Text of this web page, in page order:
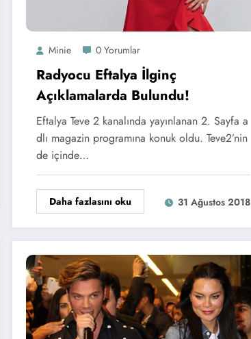
Minie 0 Yorumlar
Radyocu Eftalya İlginç
Açıklamalarda Bulundu!
Eftalya Teve 2 kanalında yayınlanan 2. Sayfa a
dlı magazin programına konuk oldu. Teve2’nin
de içinde…
Daha fazlasını oku 31 Ağustos 2018